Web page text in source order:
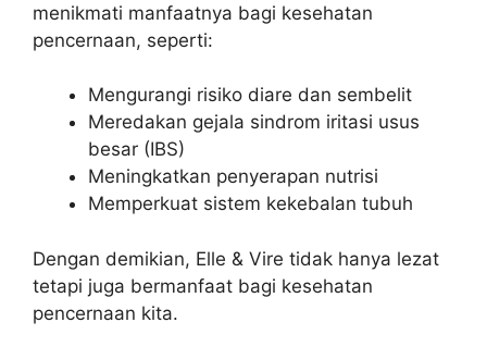
menikmati manfaatnya bagi kesehatan
pencernaan, seperti:
Mengurangi risiko diare dan sembelit
Meredakan gejala sindrom iritasi usus
besar (IBS)
Meningkatkan penyerapan nutrisi
Memperkuat sistem kekebalan tubuh
Dengan demikian, Elle & Vire tidak hanya lezat
tetapi juga bermanfaat bagi kesehatan
pencernaan kita.